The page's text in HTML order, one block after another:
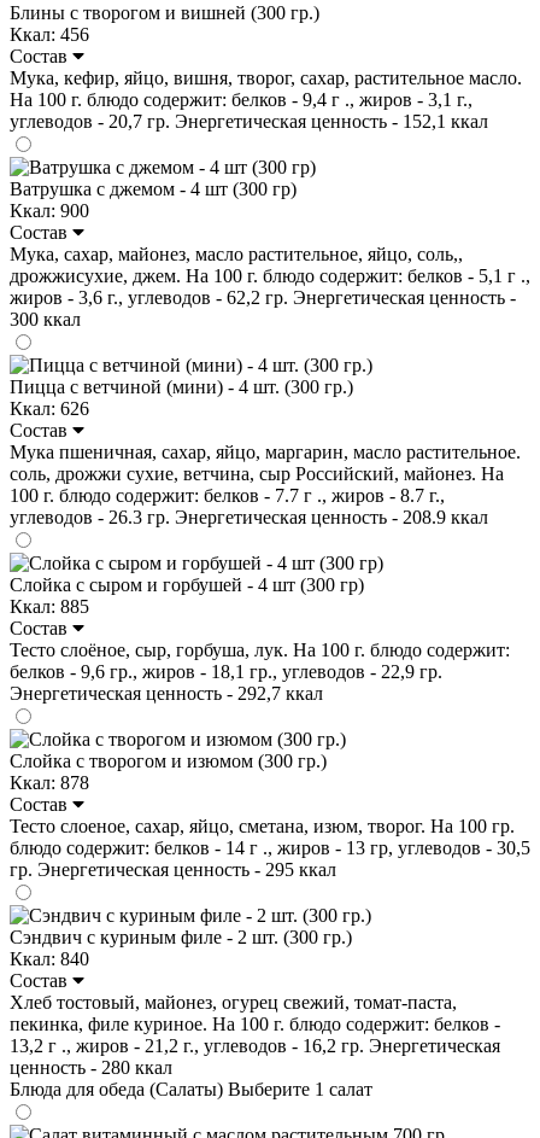
Блины с творогом и вишней (300 гр.)
Ккал: 456
Состав
Мука, кефир, яйцо, вишня, творог, сахар, растительное масло.
На 100 г. блюдо содержит: белков - 9,4 г ., жиров - 3,1 г.,
углеводов - 20,7 гр. Энергетическая ценность - 152,1 ккал
Ватрушка с джемом - 4 шт (300 гр)
Ккал: 900
Состав
Мука, сахар, майонез, масло растительное, яйцо, соль,,
дрожжисухие, джем. На 100 г. блюдо содержит: белков - 5,1 г .,
жиров - 3,6 г., углеводов - 62,2 гр. Энергетическая ценность -
300 ккал
Пицца с ветчиной (мини) - 4 шт. (300 гр.)
Ккал: 626
Состав
Мука пшеничная, сахар, яйцо, маргарин, масло растительное.
соль, дрожжи сухие, ветчина, сыр Российский, майонез. На
100 г. блюдо содержит: белков - 7.7 г ., жиров - 8.7 г.,
углеводов - 26.3 гр. Энергетическая ценность - 208.9 ккал
Слойка с сыром и горбушей - 4 шт (300 гр)
Ккал: 885
Состав
Тесто слоёное, сыр, горбуша, лук. На 100 г. блюдо содержит:
белков - 9,6 гр., жиров - 18,1 гр., углеводов - 22,9 гр.
Энергетическая ценность - 292,7 ккал
Слойка с творогом и изюмом (300 гр.)
Ккал: 878
Состав
Тесто слоеное, сахар, яйцо, сметана, изюм, творог. На 100 гр.
блюдо содержит: белков - 14 г ., жиров - 13 гр, углеводов - 30,5
гр. Энергетическая ценность - 295 ккал
Сэндвич с куриным филе - 2 шт. (300 гр.)
Ккал: 840
Состав
Хлеб тостовый, майонез, огурец свежий, томат-паста,
пекинка, филе куриное. На 100 г. блюдо содержит: белков -
13,2 г ., жиров - 21,2 г., углеводов - 16,2 гр. Энергетическая
ценность - 280 ккал
Блюда для обеда (Салаты) Выберите 1 салат